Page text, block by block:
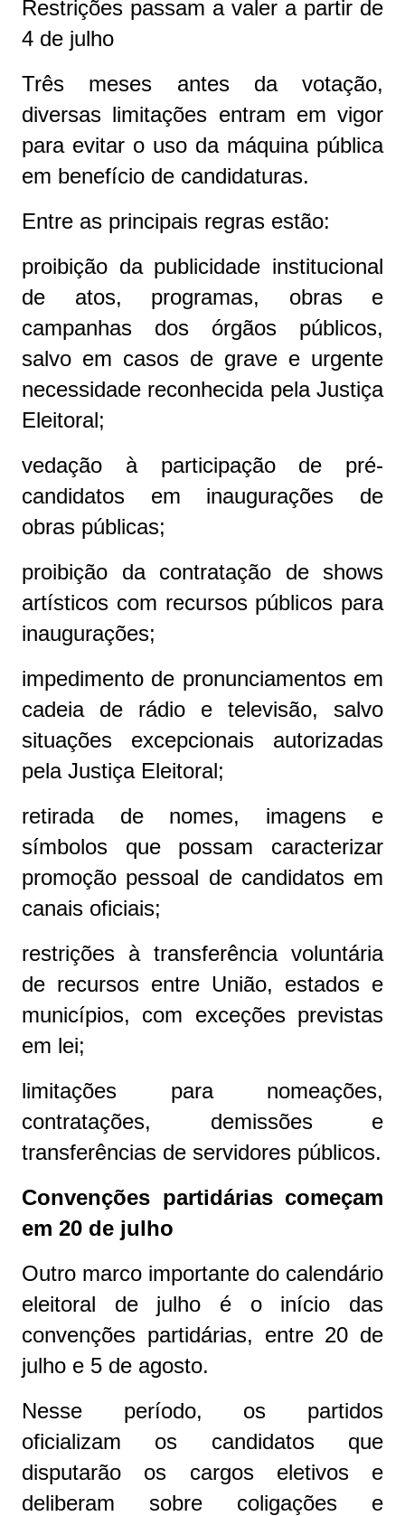
Restrições passam a valer a partir de
4 de julho
Três meses antes da votação,
diversas limitações entram em vigor
para evitar o uso da máquina pública
em benefício de candidaturas.
Entre as principais regras estão:
proibição da publicidade institucional
de atos, programas, obras e
campanhas dos órgãos públicos,
salvo em casos de grave e urgente
necessidade reconhecida pela Justiça
Eleitoral;
vedação à participação de pré-
candidatos em inaugurações de
obras públicas;
proibição da contratação de shows
artísticos com recursos públicos para
inaugurações;
impedimento de pronunciamentos em
cadeia de rádio e televisão, salvo
situações excepcionais autorizadas
pela Justiça Eleitoral;
retirada de nomes, imagens e
símbolos que possam caracterizar
promoção pessoal de candidatos em
canais oficiais;
restrições à transferência voluntária
de recursos entre União, estados e
municípios, com exceções previstas
em lei;
limitações para nomeações,
contratações, demissões e
transferências de servidores públicos.
Convenções partidárias começam
em 20 de julho
Outro marco importante do calendário
eleitoral de julho é o início das
convenções partidárias, entre 20 de
julho e 5 de agosto.
Nesse período, os partidos
oficializam os candidatos que
disputarão os cargos eletivos e
deliberam sobre coligações e